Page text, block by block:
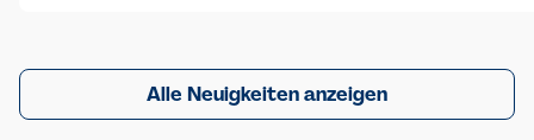
Alle Neuigkeiten anzeigen